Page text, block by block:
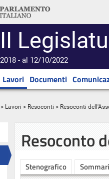
- al 12/10/2022
Lavori Documenti
> Lavori > Resoconti > Resoconti
Resoconto
Stenografico